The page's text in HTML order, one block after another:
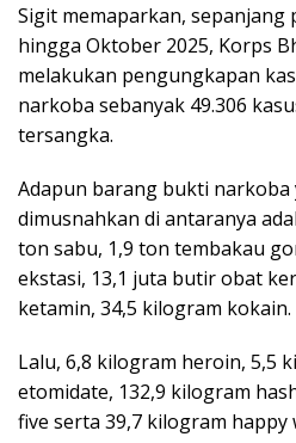
Sigit memaparkan, sepanjang
hingga Oktober 2025, Korps
melakukan pengungkapan
narkoba sebanyak 49.306
tersangka.
Adapun barang bukti narkoba
dimusnahkan di antaranya
ton sabu, 1,9 ton tembakau
ekstasi, 13,1 juta butir obat
ketamin, 34,5 kilogram kokain.
Lalu, 6,8 kilogram heroin, 5,5
etomidate, 132,9 kilogram
five serta 39,7 kilogram happy